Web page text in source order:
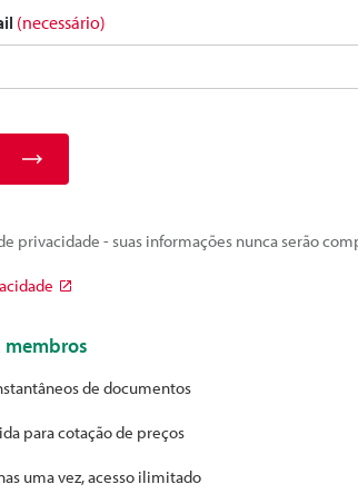
(necessário)
privacidade - suas informações nunca serão
membros
de documentos
para cotação de preços
uma vez, acesso ilimitado